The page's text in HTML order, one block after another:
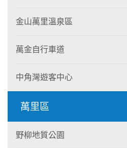
金山萬里溫泉區
萬金自行車道
中角灣遊客中心
萬里區
野柳地質公園